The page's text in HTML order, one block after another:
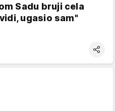
Sadu bruji cela
ugasio sam"